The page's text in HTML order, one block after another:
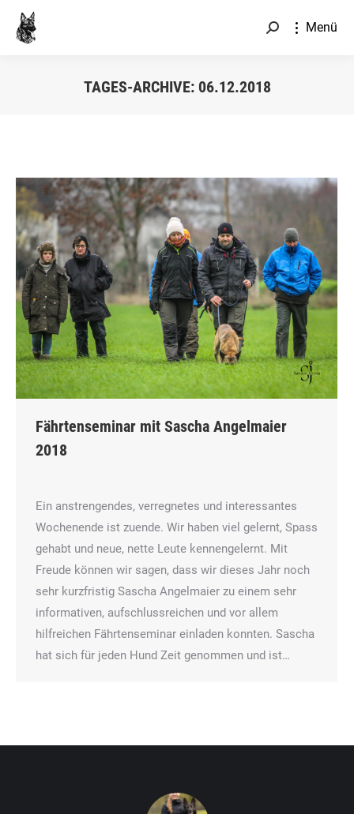
Menü
Search:
TAGES-ARCHIVE: 06.12.2018
Fährtenseminar mit Sascha Angelmaier
2018
Ein anstrengendes, verregnetes und interessantes
Wochenende ist zuende. Wir haben viel gelernt, Spass
gehabt und neue, nette Leute kennengelernt. Mit
Freude können wir sagen, dass wir dieses Jahr noch
sehr kurzfristig Sascha Angelmaier zu einem sehr
informativen, aufschlussreichen und vor allem
hilfreichen Fährtenseminar einladen konnten. Sascha
hat sich für jeden Hund Zeit genommen und ist…